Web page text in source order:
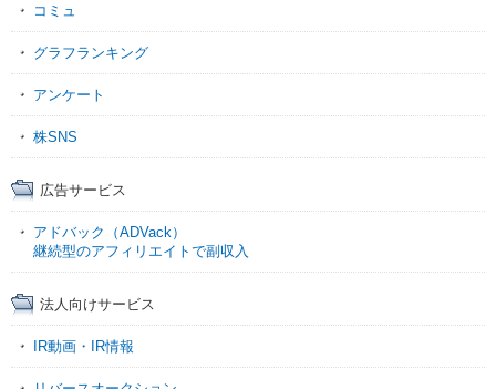
コミュ
グラフランキング
アンケート
株SNS
広告サービス
アドバック（ADVack）
継続型のアフィリエイトで副収入
法人向けサービス
IR動画・IR情報